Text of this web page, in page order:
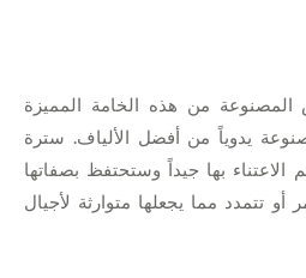
من هذه الخامة المميزة
يدوياً من أفضل الألياف. سترة
الاعتناء بها جيداً وستحتفظ بصفاتها
تتمدد مما يجعلها متوارثة لأجيال